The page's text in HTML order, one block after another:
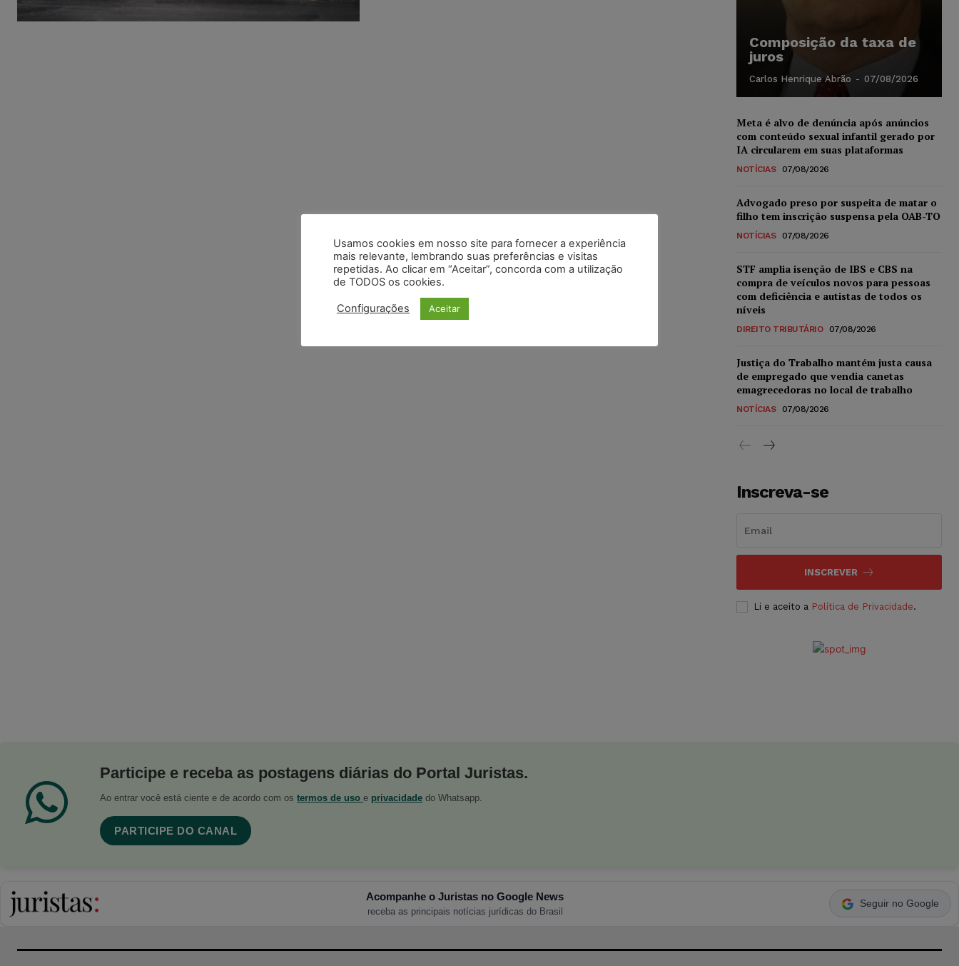
Composição da taxa de
juros
Carlos Henrique Abrão - 07/08/2026
Meta é alvo de denúncia após anúncios
com conteúdo sexual infantil gerado por
IA circularem em suas plataformas
NOTÍCIAS 07/08/2026
Advogado preso por suspeita de matar o
filho tem inscrição suspensa pela OAB-TO
NOTÍCIAS 07/08/2026
STF amplia isenção de IBS e CBS na
compra de veículos novos para pessoas
com deficiência e autistas de todos os
níveis
DIREITO TRIBUTÁRIO 07/08/2026
Justiça do Trabalho mantém justa causa
de empregado que vendia canetas
emagrecedoras no local de trabalho
NOTÍCIAS 07/08/2026
Inscreva-se
INSCREVER
Li e aceito a Política de Privacidade.
Participe e receba as postagens diárias do Portal Juristas.
Ao entrar você está ciente e de acordo com os termos de uso e privacidade do Whatsapp.
PARTICIPE DO CANAL
Acompanhe o Juristas no Google News
receba as principais notícias jurídicas do Brasil
Seguir no Google
Usamos cookies em nosso site para fornecer a experiência
mais relevante, lembrando suas preferências e visitas
repetidas. Ao clicar em “Aceitar”, concorda com a utilização
de TODOS os cookies.
Configurações Aceitar